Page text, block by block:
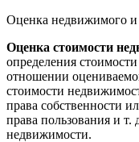
Оценка недвижимого
Оценка стоимости
определения
отношении
стоимости
права собственности
права пользования и
недвижимости.